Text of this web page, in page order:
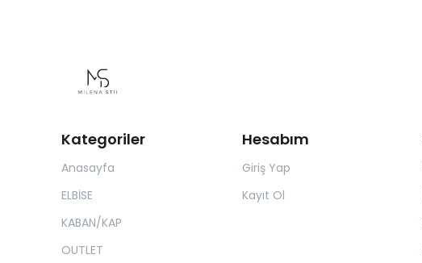
Kategoriler
Anasayfa
ELBİSE
KABAN/KAP
OUTLET
Hesabım
Giriş Yap
Kayıt Ol